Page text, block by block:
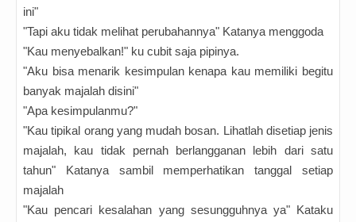
ini"
"Tapi aku tidak melihat perubahannya" Katanya menggoda
"Kau menyebalkan!" ku cubit saja pipinya.
"Aku bisa menarik kesimpulan kenapa kau memiliki begitu
banyak majalah disini"
"Apa kesimpulanmu?"
"Kau tipikal orang yang mudah bosan. Lihatlah disetiap jenis
majalah, kau tidak pernah berlangganan lebih dari satu
tahun" Katanya sambil memperhatikan tanggal setiap
majalah
"Kau pencari kesalahan yang sesungguhnya ya" Kataku